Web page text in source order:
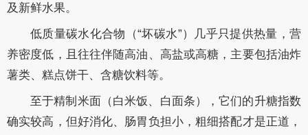
及新鲜水果。
低质量碳水化合物（“坏碳水”）几乎只提供热量，营
养密度低，且往往伴随高油、高盐或高糖，主要包括油炸
薯类、糕点饼干、含糖饮料等。
至于精制米面（白米饭、白面条），它们的升糖指数
确实较高，但好消化、肠胃负担小，粗细搭配才是正道，